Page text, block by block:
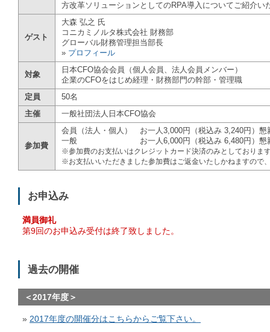
方改革ソリューションとしてのRPA導入についてご紹介い
ゲスト
大森 弘之 氏
コニカミノルタ株式会社 財務部
グローバル財務管理担当部長
» プロフィール
対象
日本CFO協会会員（個人会員、法人会員メンバー）
企業のCFOをはじめ経理・財務部門の幹部・管理職
定員
50名
主催
一般社団法人日本CFO協会
参加費
会員（法人・個人） お一人3,000円（税込み 3,240円）懇
一般 お一人6,000円（税込み 6,480円）懇親
※参加費のお支払いはクレジットカード決済のみとしておりま
※お支払いいただきました参加費はご返金いたしかねますので
お申込み
満員御礼
第9回のお申込み受付は終了致しました。
過去の開催
＜2017年度＞
» 2017年度の開催分はこちらからご覧下さい。